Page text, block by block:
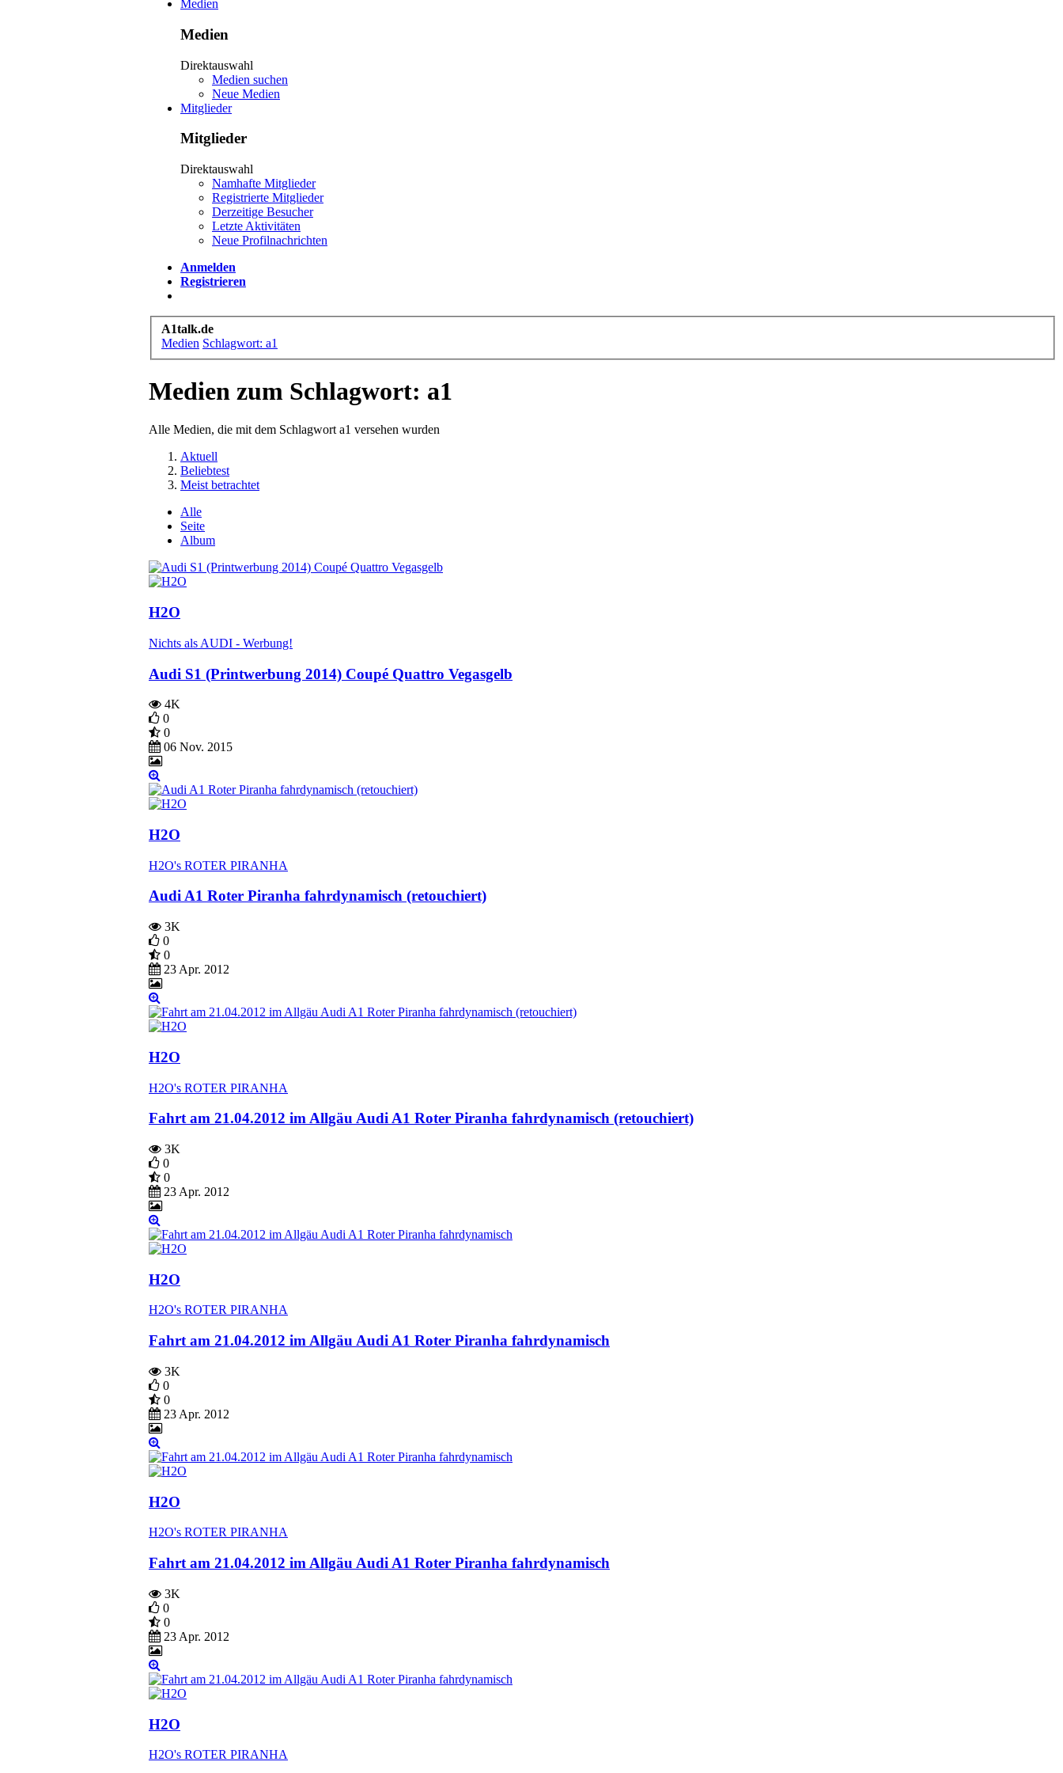
Medien
Medien
Direktauswahl
Medien suchen
Neue Medien
Mitglieder
Mitglieder
Direktauswahl
Namhafte Mitglieder
Registrierte Mitglieder
Derzeitige Besucher
Letzte Aktivitäten
Neue Profilnachrichten
Anmelden
Registrieren
A1talk.de
Medien Schlagwort: a1
Medien zum Schlagwort: a1
Alle Medien, die mit dem Schlagwort a1 versehen wurden
Aktuell
Beliebtest
Meist betrachtet
Alle
Seite
Album
H2O
Nichts als AUDI - Werbung!
Audi S1 (Printwerbung 2014) Coupé Quattro Vegasgelb
4K
0
0
06 Nov. 2015
H2O
H2O's ROTER PIRANHA
Audi A1 Roter Piranha fahrdynamisch (retouchiert)
3K
0
0
23 Apr. 2012
H2O
H2O's ROTER PIRANHA
Fahrt am 21.04.2012 im Allgäu Audi A1 Roter Piranha fahrdynamisch (retouchiert)
3K
0
0
23 Apr. 2012
H2O
H2O's ROTER PIRANHA
Fahrt am 21.04.2012 im Allgäu Audi A1 Roter Piranha fahrdynamisch
3K
0
0
23 Apr. 2012
H2O
H2O's ROTER PIRANHA
Fahrt am 21.04.2012 im Allgäu Audi A1 Roter Piranha fahrdynamisch
3K
0
0
23 Apr. 2012
H2O
H2O's ROTER PIRANHA